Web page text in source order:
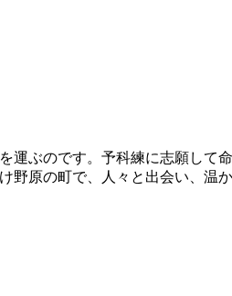
ぶのです。予科練に志願して
原の町で、人々と出会い、温か